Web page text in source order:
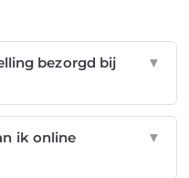
bezorgd bij
▼
ik online
▼